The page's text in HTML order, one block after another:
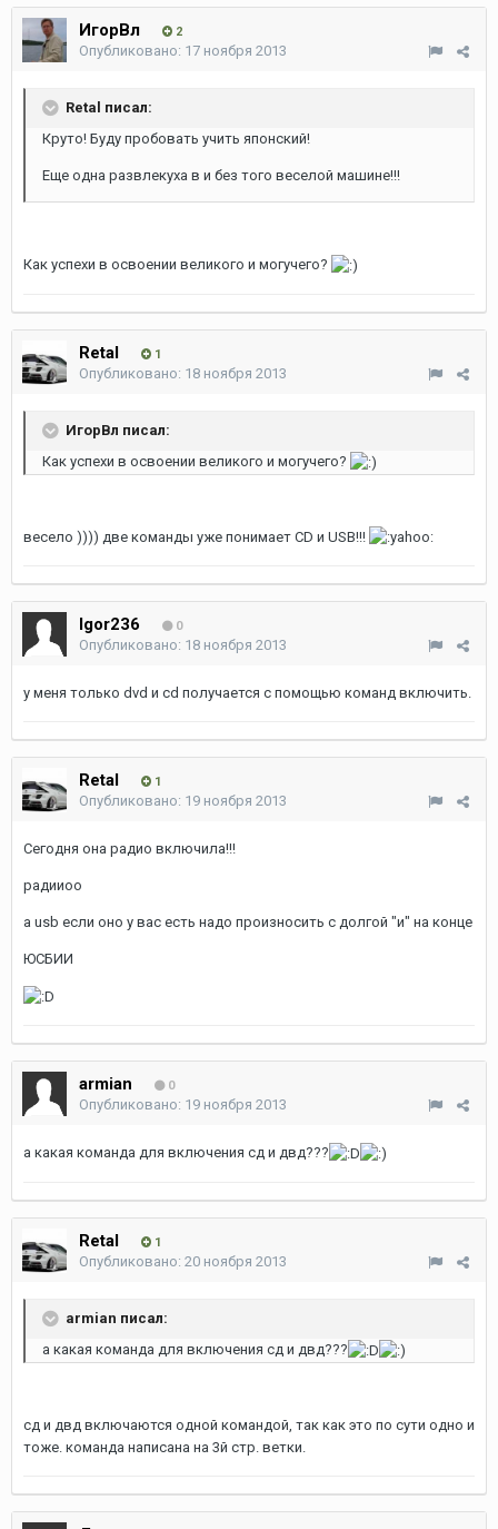
ИгорВл 2
Опубликовано: 17 ноября 2013
Retal писал:
Круто! Буду пробовать учить японский!
Еще одна развлекуха в и без того веселой машине!!!
Как успехи в освоении великого и могучего?
Retal 1
Опубликовано: 18 ноября 2013
ИгорВл писал:
Как успехи в освоении великого и могучего?
весело )))) две команды уже понимает CD и USB!!!
Igor236 0
Опубликовано: 18 ноября 2013
у меня только dvd и cd получается с помощью команд включить.
Retal 1
Опубликовано: 19 ноября 2013
Сегодня она радио включила!!!
радииоо
а usb если оно у вас есть надо произносить с долгой "и" на конце
ЮСБИИ
armian 0
Опубликовано: 19 ноября 2013
а какая команда для включения сд и двд???
Retal 1
Опубликовано: 20 ноября 2013
armian писал:
а какая команда для включения сд и двд???
сд и двд включаются одной командой, так как это по сути одно и
тоже. команда написана на 3й стр. ветки.